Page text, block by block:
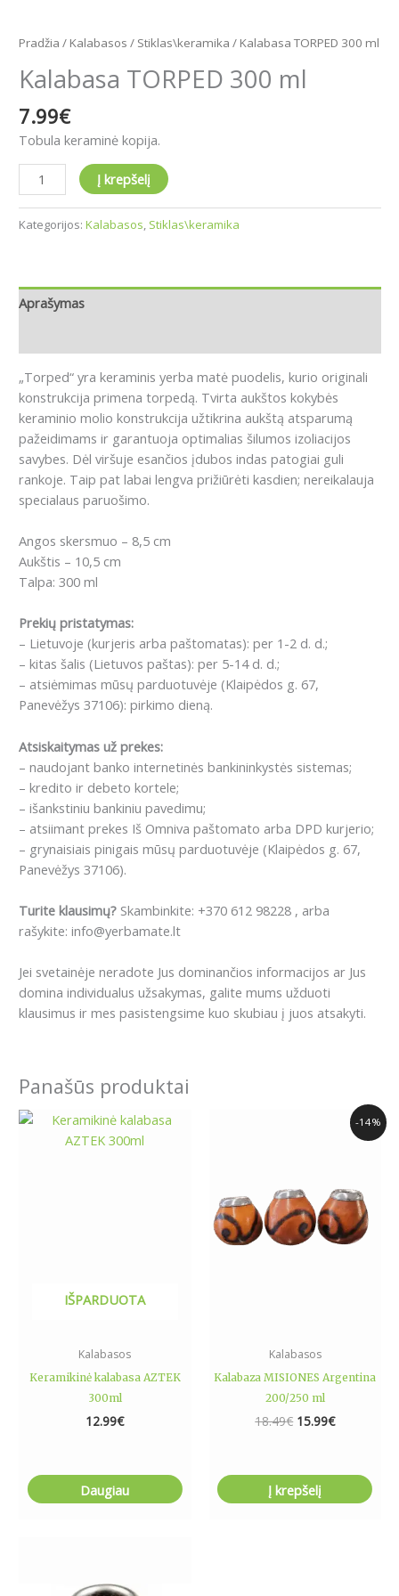
Pradžia / Kalabasos / Stiklas\keramika / Kalabasa TORPED 300 ml
Kalabasa TORPED 300 ml
7.99€
Tobula keraminė kopija.
Į krepšelį
Kategorijos: Kalabasos, Stiklas\keramika
Aprašymas
„Torped“ yra keraminis yerba matė puodelis, kurio originali
konstrukcija primena torpedą. Tvirta aukštos kokybės
keraminio molio konstrukcija užtikrina aukštą atsparumą
pažeidimams ir garantuoja optimalias šilumos izoliacijos
savybes. Dėl viršuje esančios įdubos indas patogiai guli
rankoje. Taip pat labai lengva prižiūrėti kasdien; nereikalauja
specialaus paruošimo.
Angos skersmuo – 8,5 cm
Aukštis – 10,5 cm
Talpa: 300 ml
Prekių pristatymas:
– Lietuvoje (kurjeris arba paštomatas): per 1-2 d. d.;
– kitas šalis (Lietuvos paštas): per 5-14 d. d.;
– atsiėmimas mūsų parduotuvėje (Klaipėdos g. 67,
Panevėžys 37106): pirkimo dieną.
Atsiskaitymas už prekes:
– naudojant banko internetinės bankininkystės sistemas;
– kredito ir debeto kortele;
– išankstiniu bankiniu pavedimu;
– atsiimant prekes Iš Omniva paštomato arba DPD kurjerio;
– grynaisiais pinigais mūsų parduotuvėje (Klaipėdos g. 67,
Panevėžys 37106).
Turite klausimų? Skambinkite: +370 612 98228 , arba
rašykite: info@yerbamate.lt
Jei svetainėje neradote Jus dominančios informacijos ar Jus
domina individualus užsakymas, galite mums užduoti
klausimus ir mes pasistengsime kuo skubiau į juos atsakyti.
Panašūs produktai
IŠPARDUOTA
Kalabasos
Keramikinė kalabasa AZTEK
300ml
12.99€
Daugiau
-14%
Kalabasos
Kalabaza MISIONES Argentina
200/250 ml
18.49€ 15.99€
Current
price
Į krepšelį